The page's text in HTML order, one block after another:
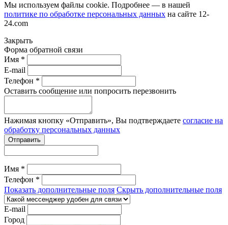
Мы используем файлы cookie. Подробнее — в нашей
политике по обработке персональных данных на сайте 12-
24.com
Закрыть
Форма обратной связи
Имя *
E-mail
Телефон *
Оставить сообщение или попросить перезвонить
Нажимая кнопку «Отправить», Вы подтверждаете согласие на
обработку персональных данных
Отправить
Имя *
Телефон *
Показать дополнительные поля Скрыть дополнительные поля
E-mail
Город